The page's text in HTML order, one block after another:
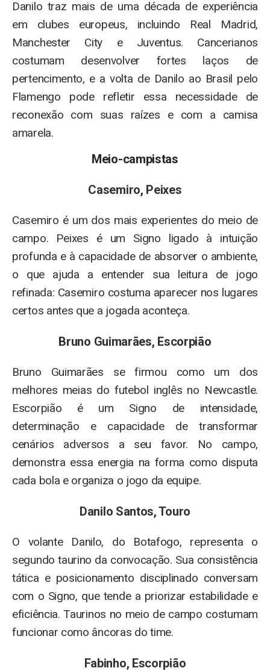
Danilo traz mais de uma década de experiência
em clubes europeus, incluindo Real Madrid,
Manchester City e Juventus. Cancerianos
costumam desenvolver fortes laços de
pertencimento, e a volta de Danilo ao Brasil pelo
Flamengo pode refletir essa necessidade de
reconexão com suas raízes e com a camisa
amarela.
Meio-campistas
Casemiro, Peixes
Casemiro é um dos mais experientes do meio de
campo. Peixes é um Signo ligado à intuição
profunda e à capacidade de absorver o ambiente,
o que ajuda a entender sua leitura de jogo
refinada: Casemiro costuma aparecer nos lugares
certos antes que a jogada aconteça.
Bruno Guimarães, Escorpião
Bruno Guimarães se firmou como um dos
melhores meias do futebol inglês no Newcastle.
Escorpião é um Signo de intensidade,
determinação e capacidade de transformar
cenários adversos a seu favor. No campo,
demonstra essa energia na forma como disputa
cada bola e organiza o jogo da equipe.
Danilo Santos, Touro
O volante Danilo, do Botafogo, representa o
segundo taurino da convocação. Sua consistência
tática e posicionamento disciplinado conversam
com o Signo, que tende a priorizar estabilidade e
eficiência. Taurinos no meio de campo costumam
funcionar como âncoras do time.
Fabinho, Escorpião